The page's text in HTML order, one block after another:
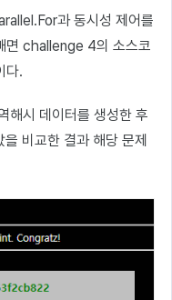
과 동시성 제어를
면 challenge 4의 소스코
다.
해시 데이터를 생성한 후
비교한 결과 해당 문제